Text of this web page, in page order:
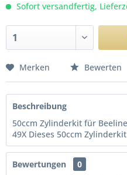
Sofort versandfertig,
Merken Bewerten
Beschreibung
50ccm Zylinderkit für
49X Dieses 50ccm
Bewertungen
0